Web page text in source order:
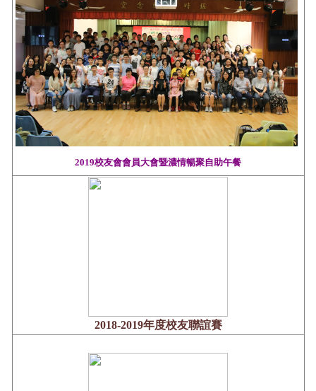
2019校友會會員大會暨濃情暢聚自助午餐
2018-2019年度校友聯誼賽